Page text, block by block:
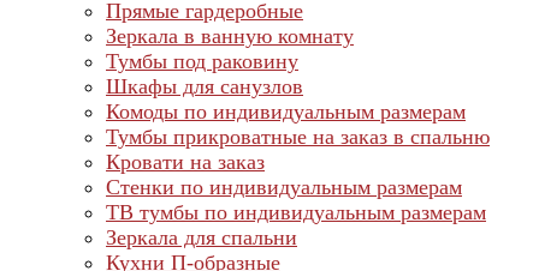
Прямые гардеробные
Зеркала в ванную комнату
Тумбы под раковину
Шкафы для санузлов
Комоды по индивидуальным размерам
Тумбы прикроватные на заказ в спальню
Кровати на заказ
Стенки по индивидуальным размерам
ТВ тумбы по индивидуальным размерам
Зеркала для спальни
Кухни П-образные